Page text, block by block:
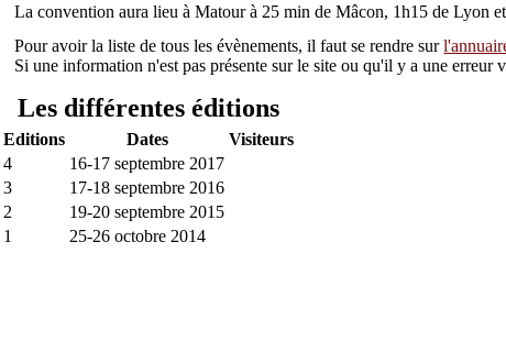
La convention aura lieu à Matour à 25 min de Mâcon, 1h15 de Lyon
Pour avoir la liste de tous les évènements, il faut se rendre sur
Si une information n'est pas présente sur le site ou qu'il y a une erreur
Les différentes éditions
Editions Dates
Visiteurs
4
16-17 septembre 2017
3
17-18 septembre 2016
2
19-20 septembre 2015
1
25-26 octobre 2014